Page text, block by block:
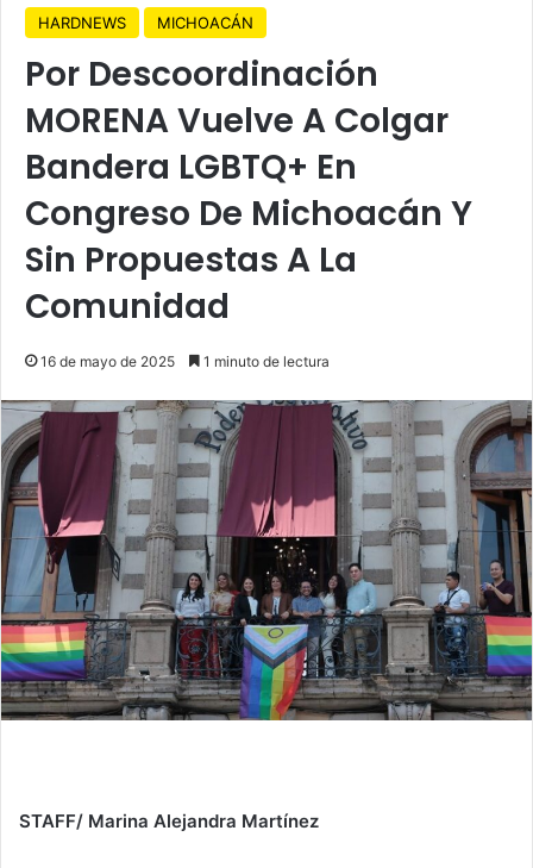
HARDNEWS MICHOACÁN
Por Descoordinación
MORENA Vuelve A Colgar
Bandera LGBTQ+ En
Congreso De Michoacán Y
Sin Propuestas A La
Comunidad
16 de mayo de 2025 1 minuto de lectura
STAFF/ Marina Alejandra Martínez